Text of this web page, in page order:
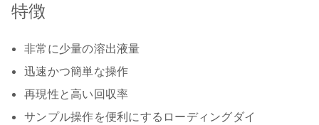
特徴
非常に少量の溶出液量
迅速かつ簡単な操作
再現性と高い回収率
サンプル操作を便利にするローディングダイ